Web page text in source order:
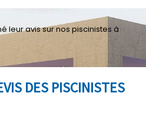
DES PISCINISTES
leuravis sur nos piscinistes à